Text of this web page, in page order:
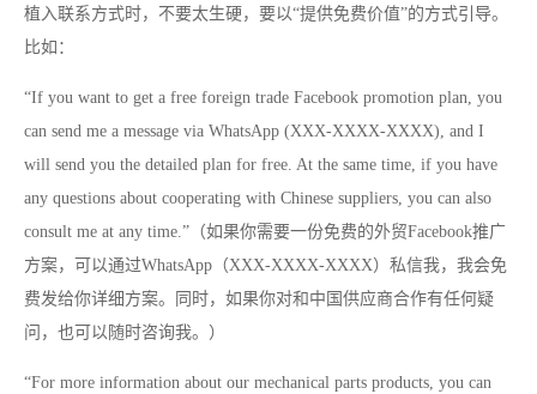
植入联系方式时，不要太生硬，要以“提供免费价值”的方式引导。
比如：
“If you want to get a free foreign trade Facebook promotion plan, you
can send me a message via WhatsApp (XXX-XXXX-XXXX), and I
will send you the detailed plan for free. At the same time, if you have
any questions about cooperating with Chinese suppliers, you can also
consult me at any time.”（如果你需要一份免费的外贸Facebook推广
方案，可以通过WhatsApp（XXX-XXXX-XXXX）私信我，我会免
费发给你详细方案。同时，如果你对和中国供应商合作有任何疑
问，也可以随时咨询我。）
“For more information about our mechanical parts products, you can